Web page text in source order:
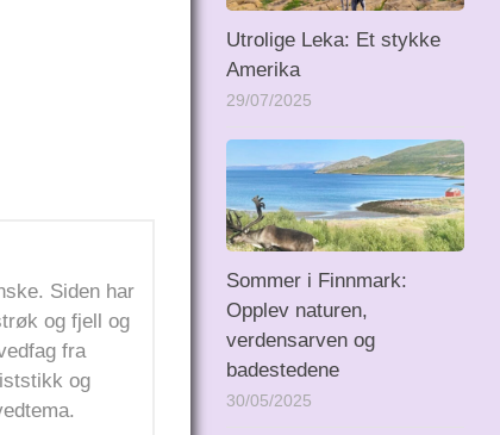
Siden har
og fjell og
fra
og
Utrolige Leka: Et stykke
Amerika
29/07/2025
Sommer i Finnmark:
Opplev naturen,
verdensarven og
badestedene
30/05/2025